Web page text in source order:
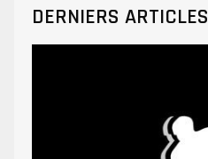
DERNIERS ARTICLES